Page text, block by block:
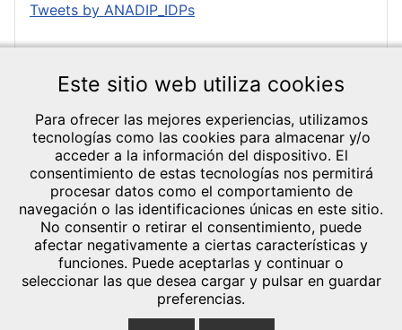
Tweets by ANADIP_IDPs
General Lázaro
Cárdenas, 1 Bl.13
14013 - Córdoba
CRÉDITOS Y
TEXTOS LEGALES
Aviso legal
Política de
Privacidad
Política de cookies
(UE)
Este sitio web utiliza cookies
Para ofrecer las mejores experiencias, utilizamos
tecnologías como las cookies para almacenar y/o
acceder a la información del dispositivo. El
consentimiento de estas tecnologías nos permitirá
procesar datos como el comportamiento de
navegación o las identificaciones únicas en este sitio.
No consentir o retirar el consentimiento, puede
afectar negativamente a ciertas características y
funciones. Puede aceptarlas y continuar o
seleccionar las que desea cargar y pulsar en guardar
preferencias.